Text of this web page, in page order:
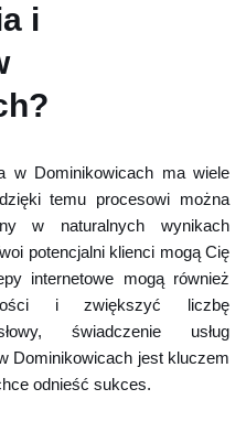
i
w Dominikowicach ma wiele
temu procesowi można
w naturalnych wynikach
potencjalni klienci mogą Cię
internetowe mogą również
i zwiększyć liczbę
świadczenie usług
Dominikowicach jest kluczem
odnieść sukces.